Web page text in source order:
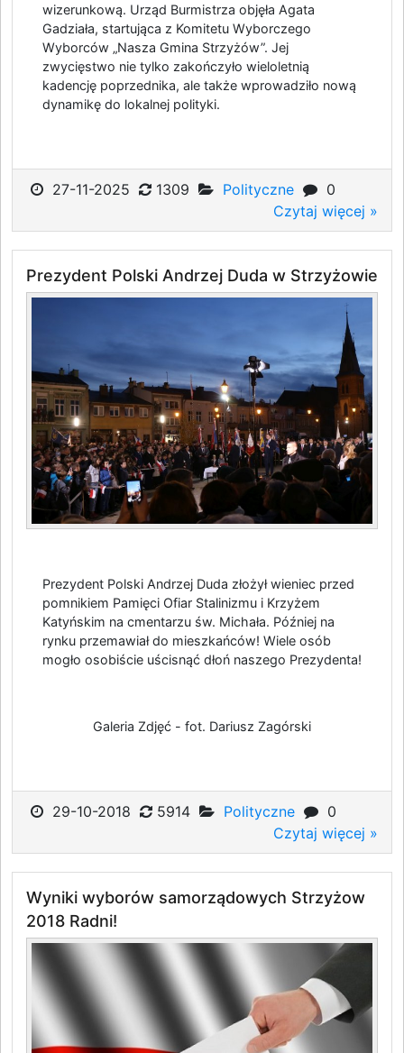
wizerunkową. Urząd Burmistrza objęła Agata
Gadziała, startująca z Komitetu Wyborczego
Wyborców „Nasza Gmina Strzyżów”. Jej
zwycięstwo nie tylko zakończyło wieloletnią
kadencję poprzednika, ale także wprowadziło nową
dynamikę do lokalnej polityki.
27-11-2025 1309 Polityczne
0
Czytaj więcej »
Prezydent Polski Andrzej Duda w Strzyżowie
Prezydent Polski Andrzej Duda złożył wieniec przed
pomnikiem Pamięci Ofiar Stalinizmu i Krzyżem
Katyńskim na cmentarzu św. Michała. Później na
rynku przemawiał do mieszkańców! Wiele osób
mogło osobiście uścisnąć dłoń naszego Prezydenta!
Galeria Zdjęć - fot. Dariusz Zagórski
29-10-2018 5914 Polityczne
0
Czytaj więcej »
Wyniki wyborów samorządowych Strzyżow
2018 Radni!